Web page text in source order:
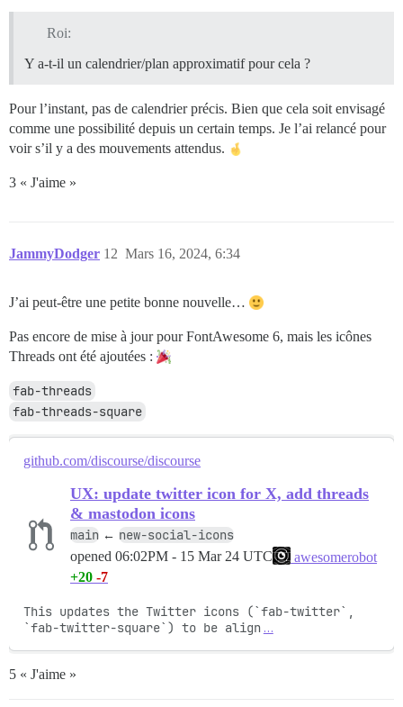
Roi:
Y a-t-il un calendrier/plan approximatif pour cela ?
Pour l’instant, pas de calendrier précis. Bien que cela soit envisagé
comme une possibilité depuis un certain temps. Je l’ai relancé pour
voir s’il y a des mouvements attendus.
3 « J'aime »
JammyDodger Mars 16, 2024, 6:34
12
J’ai peut-être une petite bonne nouvelle…
Pas encore de mise à jour pour FontAwesome 6, mais les icônes
Threads ont été ajoutées :
fab-threads
fab-threads-square
github.com/discourse/discourse
UX: update twitter icon for X, add threads
& mastodon icons
main ← new-social-icons
opened 06:02PM - 15 Mar 24 UTC
awesomerobot
+20 -7
This updates the Twitter icons (`fab-twitter`,
`fab-twitter-square`) to be align …
5 « J'aime »